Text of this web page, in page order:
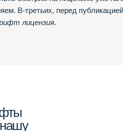
В-третьих, перед
лицензия.